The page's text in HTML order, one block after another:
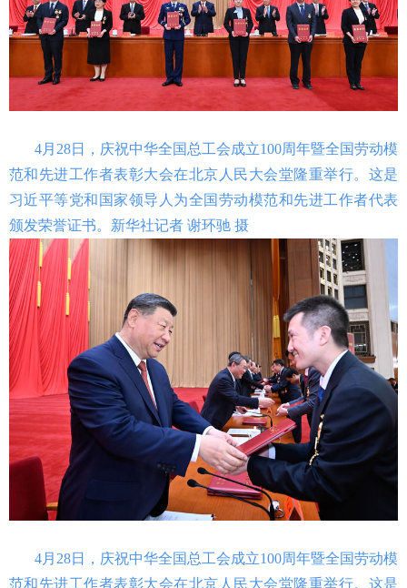
4月28日，庆祝中华全国总工会成立100周年暨全国劳动模
范和先进工作者表彰大会在北京人民大会堂隆重举行。这是
习近平等党和国家领导人为全国劳动模范和先进工作者代表
颁发荣誉证书。新华社记者 谢环驰 摄
4月28日，庆祝中华全国总工会成立100周年暨全国劳动模
范和先进工作者表彰大会在北京人民大会堂隆重举行。这是